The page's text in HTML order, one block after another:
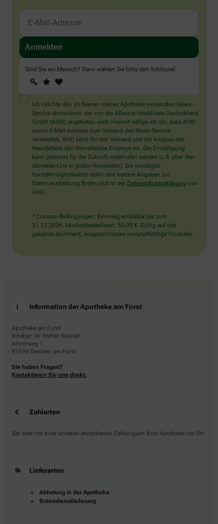
Sind Sie ein Mensch? Dann wählen Sie bitte den Schlüssel
Sind
Sie
ein
Mensch?
Dann
wählen
Sie
bitte
den
Schlüssel.
1 2
Ich möchte den im Namen meiner Apotheke versandten News-
Service abonnieren, der von der Alliance Healthcare Deutschland
GmbH (AHD) angeboten wird. Hiermit willige ich ein, dass AHD
meine E-Mail-Adresse zum Versand des News-Service
verarbeitet. AHD setzt für den Versand und die Analyse des
Newsletters den Dienstleister Emarsys ein. Die Einwilligung
kann jederzeit für die Zukunft widerrufen werden (z.B. über den
Abmelde-Link in jedem Newsletter). Die sonstigen
Kontaktmöglichkeiten dafür und weitere Angaben zur
Datenverarbeitung finden sich in der Datenschutzerklärung von
AHD.
* Coupon-Bedingungen: Einmalig einlösbar bis zum
31.12.2026. Mindestbestellwert: 50,00 €. Gültig auf das
gesamte Sortiment, ausgeschlossen rezeptpflichtige Produkte.
Information der Apotheke am Forst
Apotheke am Forst
Inhaber: Dr. Stefan Spaniel
Ahornweg 1
91599 Dentlein am Forst
Sie haben Fragen?
Kontaktieren Sie uns direkt.
Zahlarten
Bar oder mit einer anderen akzeptierten Zahlungsart Ihrer Apotheke vor Ort.
Lieferarten
Abholung in der Apotheke
Botendienstlieferung